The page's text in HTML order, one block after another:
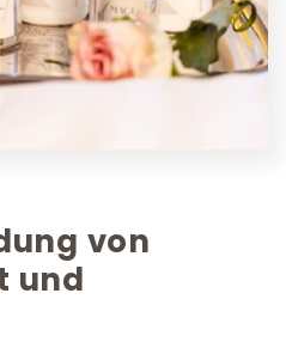
von
und